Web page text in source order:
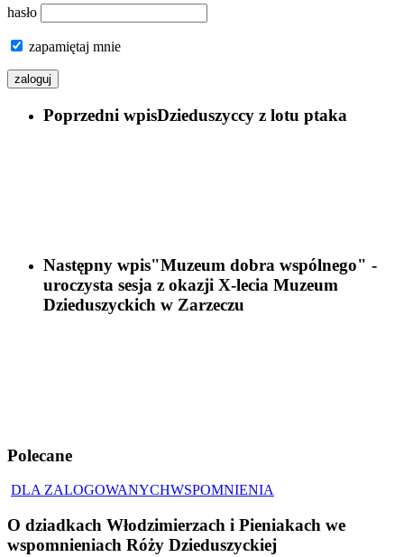
hasło
zapamiętaj mnie
Poprzedni wpisDzieduszyccy z lotu ptaka
Następny wpis"Muzeum dobra wspólnego" -
uroczysta sesja z okazji X-lecia Muzeum
Dzieduszyckich w Zarzeczu
Polecane
DLA ZALOGOWANYCHWSPOMNIENIA
O dziadkach Włodzimierzach i Pieniakach we
wspomnieniach Róży Dzieduszyckiej